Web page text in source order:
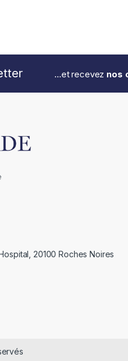
...et recevez nos
20100 Roches Noires